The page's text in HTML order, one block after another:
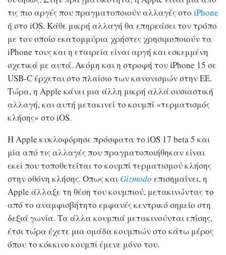
τις πιο αργές που πραγματοποιούν αλλαγές στο iPhone
ή στο iOS. Κάθε μικρή αλλαγή θα επηρεάσει τον τρόπο
με τον οποίο εκατομμύρια χρήστες χρησιμοποιούν τα
iPhone τους και η εταιρεία είναι αργή και εσκεμμένη
σχετικά με αυτά. Ακόμη και η στροφή του iPhone 15 σε
USB-C έρχεται στο πλαίσιο των κανονισμών στην ΕΕ.
Τώρα, η Apple κάνει μια άλλη μικρή αλλά ουσιαστική
αλλαγή, και αυτή μετακινεί το κουμπί «τερματισμός
κλήσης» στο iOS.
Η Apple κυκλοφόρησε πρόσφατα το iOS 17 beta 5 και
μία από τις αλλαγές που πραγματοποιήθηκαν είναι
εκεί που τοποθετείται το κουμπί τερματισμού κλήσης
στην οθόνη κλήσης. Οπως και Gizmodo επισημαίνει, η
Apple άλλαξε τη θέση του κουμπιού, μετακινώντας το
από το αναμφισβήτητο εμφανές κεντρικό σημείο στη
δεξιά γωνία. Τα άλλα κουμπιά μετακινούνται επίσης,
έτσι τώρα έχετε μια ομάδα κουμπιών στο κάτω μέρος
όπου το κόκκινο κουμπί έμενε μόνο του.